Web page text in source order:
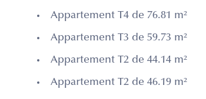
Appartement T4 de 76.81 m²
Appartement T3 de 59.73 m²
Appartement T2 de 44.14 m²
Appartement T2 de 46.19 m²